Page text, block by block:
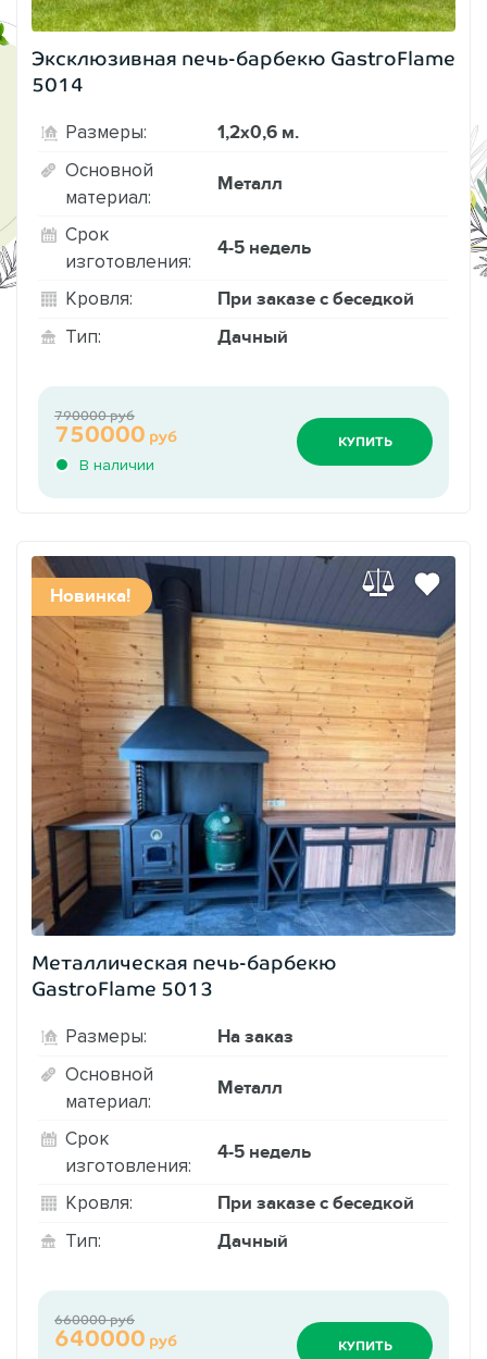
Эксклюзивная печь-барбекю GastroFlame
5014
Размеры: 1,2х0,6 м.
Основной
материал:
Металл
Срок
изготовления:
4-5 недель
Кровля: При заказе с беседкой
Тип: Дачный
В наличии
750000 руб
790000 руб
КУПИТЬ
Новинка!
Металлическая печь-барбекю
GastroFlame 5013
Размеры: На заказ
Основной
материал:
Металл
Срок
изготовления:
4-5 недель
Кровля: При заказе с беседкой
Тип: Дачный
640000 руб
660000 руб
КУПИТЬ